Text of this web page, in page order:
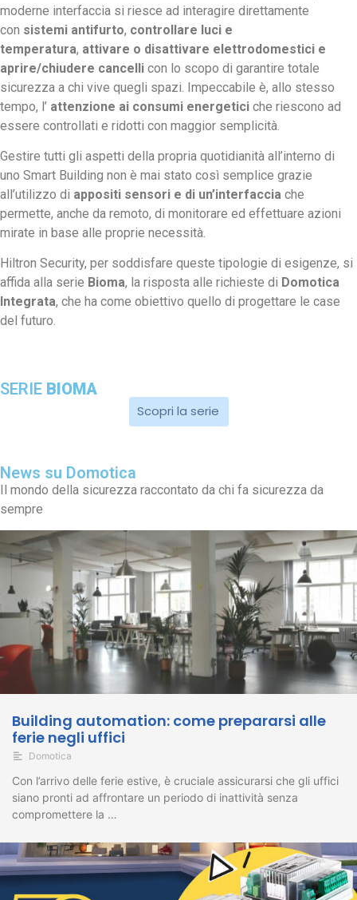
moderne interfaccia si riesce ad interagire direttamente
con sistemi antifurto, controllare luci e
temperatura, attivare o disattivare elettrodomestici e
aprire/chiudere cancelli con lo scopo di garantire totale
sicurezza a chi vive quegli spazi. Impeccabile è, allo stesso
tempo, l’ attenzione ai consumi energetici che riescono ad
essere controllati e ridotti con maggior semplicità.
Gestire tutti gli aspetti della propria quotidianità all’interno di
uno Smart Building non è mai stato così semplice grazie
all’utilizzo di appositi sensori e di un’interfaccia che
permette, anche da remoto, di monitorare ed effettuare azioni
mirate in base alle proprie necessità.
Hiltron Security, per soddisfare queste tipologie di esigenze, si
affida alla serie Bioma, la risposta alle richieste di Domotica
Integrata, che ha come obiettivo quello di progettare le case
del futuro.
SERIE BIOMA
Scopri la serie
News su Domotica
Il mondo della sicurezza raccontato da chi fa sicurezza da
sempre
Building automation: come prepararsi alle
ferie negli uffici
Domotica
Con l’arrivo delle ferie estive, è cruciale assicurarsi che gli uffici
siano pronti ad affrontare un periodo di inattività senza
compromettere la …